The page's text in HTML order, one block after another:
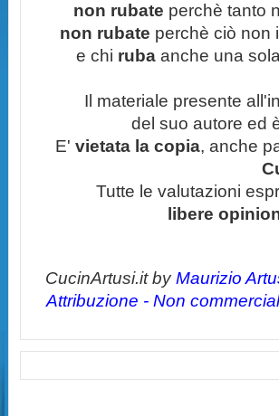
non rubate perchè tanto
non rubate perchè ciò non
e chi ruba anche una
Il materiale presente
del suo autore ed
E' vietata la copia, anche
Tutte le valutazioni
libere
CucinArtusi.itbyMaurizio
Attribuzione - Non